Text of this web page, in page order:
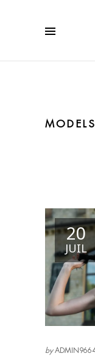
20
JUIL
by